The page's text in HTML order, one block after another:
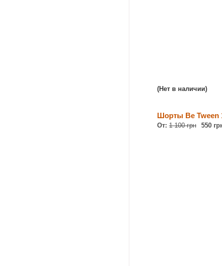
(Нет в наличии)
Шорты Be Tween
От: 1 100 грн 550